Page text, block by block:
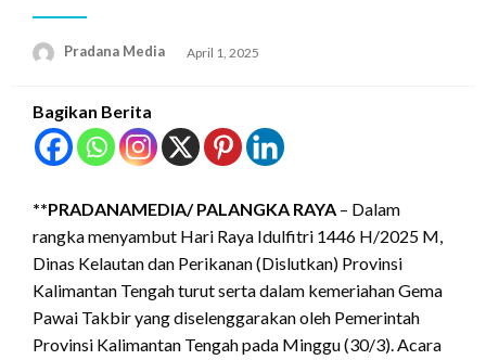
Pradana Media April 1, 2025
Bagikan Berita
**PRADANAMEDIA/ PALANGKA RAYA – Dalam
rangka menyambut Hari Raya Idulfitri 1446 H/2025 M,
Dinas Kelautan dan Perikanan (Dislutkan) Provinsi
Kalimantan Tengah turut serta dalam kemeriahan Gema
Pawai Takbir yang diselenggarakan oleh Pemerintah
Provinsi Kalimantan Tengah pada Minggu (30/3). Acara